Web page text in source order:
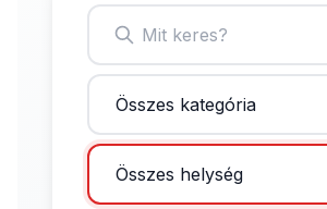
Összes kategória
Összes helység